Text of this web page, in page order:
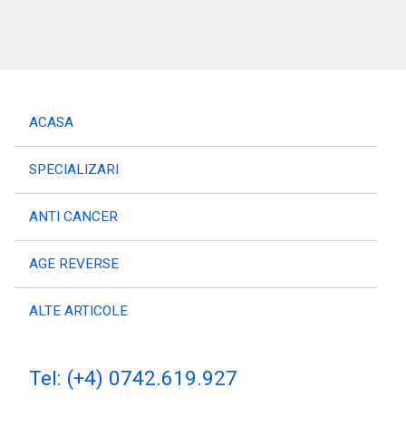
ACASA
SPECIALIZARI
ANTI CANCER
AGE REVERSE
ALTE ARTICOLE
Tel: (+4) 0742.619.927